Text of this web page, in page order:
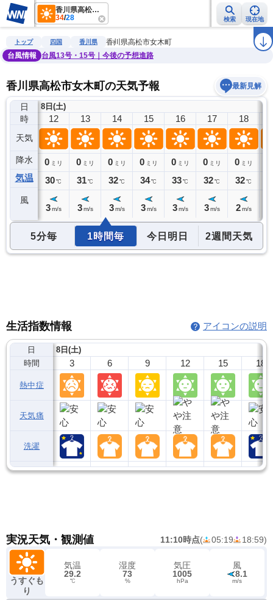
香川県高松市女木町
34/28 検索 現在地
雨雲レーダー 台風情報 地震情報 警報・注意報 ラ
トップ 四国 香川県
香川県高松市女木町
台風情報
台風13号・15号｜今後の予想進路
香川県高松市女木町の天気予報 最新見解
日
時
天気
降水
気温
風
8日(土)
11
0ミリ
29℃
12
0 ミリ
30℃
3 m/s
13
0 ミリ
31℃
3 m/s
14
0 ミリ
32℃
3 m/s
15
0 ミリ
34℃
3 m/s
16
0 ミリ
33℃
3 m/s
17
0 ミリ
32℃
3 m/s
18
0 ミリ
32℃
2 m/s
5分毎 1時間毎 今日明日 2週間天気
生活指数情報 アイコンの説明
日
時間
熱中症
天気痛
洗濯
8日(土)
3 6 9 12 15 18
実況天気・観測値 11:10時点( 05:19 18:59)
うすぐも
り
気温
29.2
℃
湿度
73
%
気圧
1005
hPa
風
8.1
m/s